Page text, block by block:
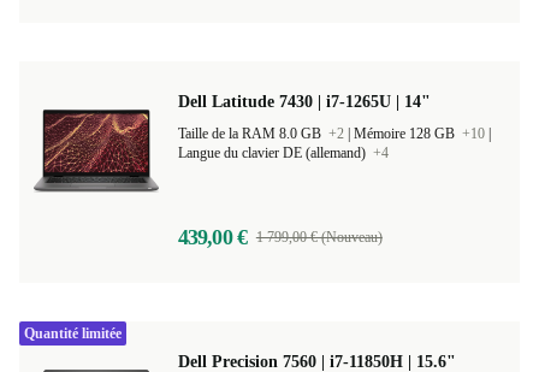
Dell Latitude 7430 | i7-1265U | 14"
Taille de la RAM 8.0 GB +2 Mémoire 128 GB +10
Langue du clavier DE (allemand) +4
439,00 € 1 799,00 € (Nouveau)
Dell Precision 7560 | i7-11850H | 15.6"
Quantité limitée